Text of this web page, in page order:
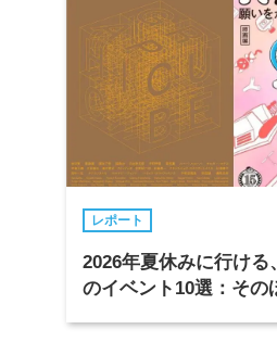
レポート
2026年夏休みに行ける
のイベント10選：その